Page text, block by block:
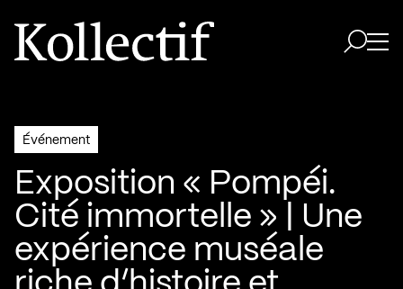
Aller à la page d'accueil
Logo Kollectif
Événement
Exposition « Pompéi.
Cité immortelle » | Une
expérience muséale